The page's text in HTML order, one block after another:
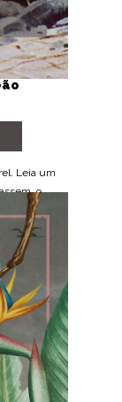
Leia um
o
não...